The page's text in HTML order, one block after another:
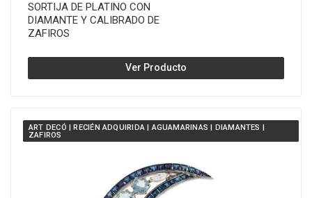
SORTIJA DE PLATINO CON
DIAMANTE Y CALIBRADO DE
ZAFIROS
Ver Producto
ART DECÓ | RECIÉN ADQUIRIDA | AGUAMARINAS | DIAMANTES |
ZAFIROS